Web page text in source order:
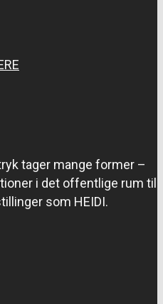
tager mange former –
i det offentlige rum til
som HEIDI.